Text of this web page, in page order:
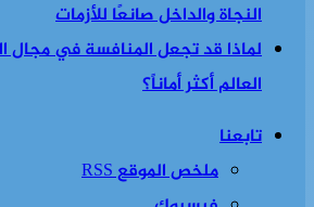
النجاة والداخل صانعًا للأزمات
لماذا قد تجعل المنافسة في مجال
العالم أكثر أماناً؟
تابعنا
ملخص الموقع RSS